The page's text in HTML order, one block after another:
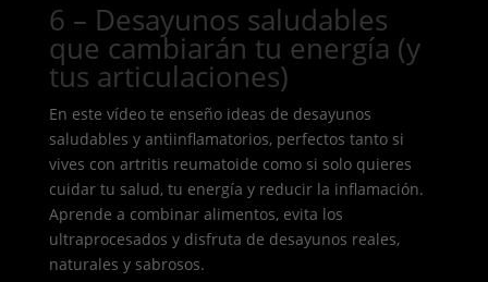
6 – Desayunos saludables
que cambiarán tu energía (y
tus articulaciones)
En este vídeo te enseño ideas de desayunos
saludables y antiinflamatorios, perfectos tanto si
vives con artritis reumatoide como si solo quieres
cuidar tu salud, tu energía y reducir la inflamación.
Aprende a combinar alimentos, evita los
ultraprocesados y disfruta de desayunos reales,
naturales y sabrosos.